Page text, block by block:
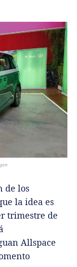
de los
la idea es
trimestre de
Allspace